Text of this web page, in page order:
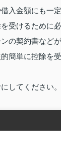
入金額にも一定
受けるために
の契約書など
簡単に控除を
してください。